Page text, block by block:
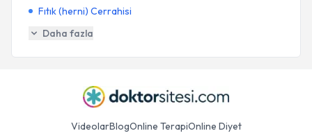
Fıtık (herni) Cerrahisi
Daha fazla
VideolarBlogOnline TerapiOnline Diyet